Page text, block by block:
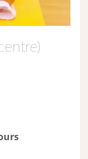
s